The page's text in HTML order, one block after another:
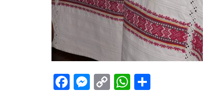
Facebook
Messenger
CopyWhatsApp